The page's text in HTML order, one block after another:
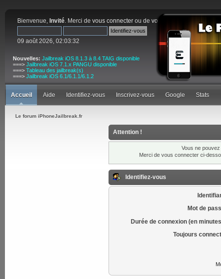
Bienvenue, Invité. Merci de vous connecter ou de vous inscrire
09 août 2026, 02:03:32
Nouvelles: Jailbreak iOS 8.1.3 à 8.4 TAIG disponible
===> Jailbreak iOS 7.1.x PANGU disponible
===> Tableau des jailbreak(s)
===> Jailbreak iOS 6.1/6.1.1/6.1.2
Accueil Aide Identifiez-vous Inscrivez-vous Google Stats
Le forum iPhoneJailbreak.fr
Attention !
Vous ne
Merci de vous connecter ci-
Identifiez-vous
Mot de
Durée de connexion (en
Toujours